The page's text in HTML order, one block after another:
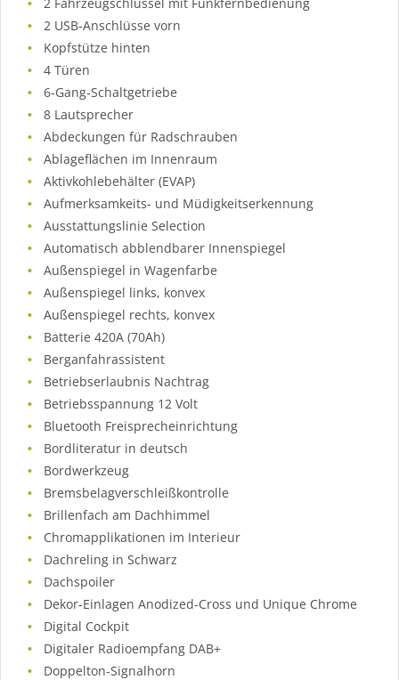
2 USB-Anschlüsse vorn
Kopfstütze hinten
4 Türen
6-Gang-Schaltgetriebe
8 Lautsprecher
Abdeckungen für Radschrauben
Ablageflächen im Innenraum
Aktivkohlebehälter (EVAP)
Aufmerksamkeits- und Müdigkeitserkennung
Ausstattungslinie Selection
Automatisch abblendbarer Innenspiegel
Außenspiegel in Wagenfarbe
Außenspiegel links, konvex
Außenspiegel rechts, konvex
Batterie 420A (70Ah)
Berganfahrassistent
Betriebserlaubnis Nachtrag
Betriebsspannung 12 Volt
Bluetooth Freisprecheinrichtung
Bordliteratur in deutsch
Bordwerkzeug
Bremsbelagverschleißkontrolle
Brillenfach am Dachhimmel
Chromapplikationen im Interieur
Dachreling in Schwarz
Dachspoiler
Dekor-Einlagen Anodized-Cross und Unique Chrome
Digital Cockpit
Digitaler Radioempfang DAB+
Doppelton-Signalhorn